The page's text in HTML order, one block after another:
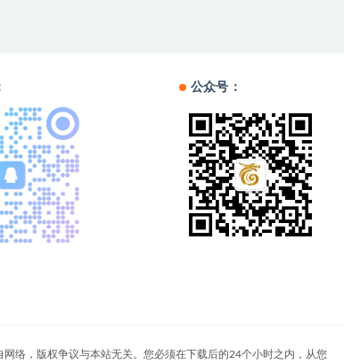
公众号：
络，版权争议与本站无关。您必须在下载后的24个小时之内，从您